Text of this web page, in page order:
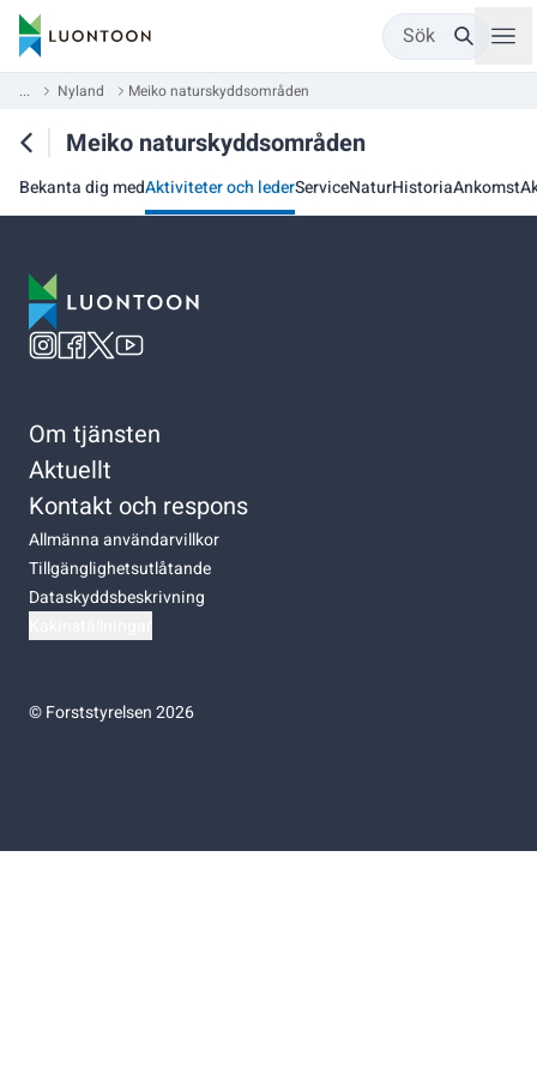
Sök
... Nyland Meiko naturskyddsområden
Meiko naturskyddsområden
Bekanta dig medAktiviteter och lederServiceNaturHistoriaAnkomst
Om tjänsten
Aktuellt
Kontakt och respons
Allmänna användarvillkor
Tillgänglighetsutlåtande
Dataskyddsbeskrivning
©Forststyrelsen 2026